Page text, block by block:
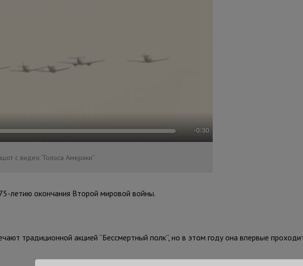
с видео “Голоса Америки”
летию окончания Второй мировой войны.
традиционной акцией “Бессмертный полк”, но в этом году она впервые